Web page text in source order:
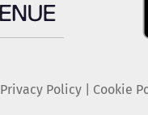
Privacy Policy| Cookie